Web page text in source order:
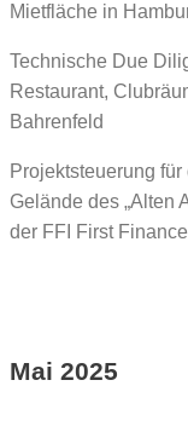
Mietfläche in
Technische Due
Restaurant,
Bahrenfeld
Projektsteuerung
Gelände des „Alten
der FFI First
Mai 2025